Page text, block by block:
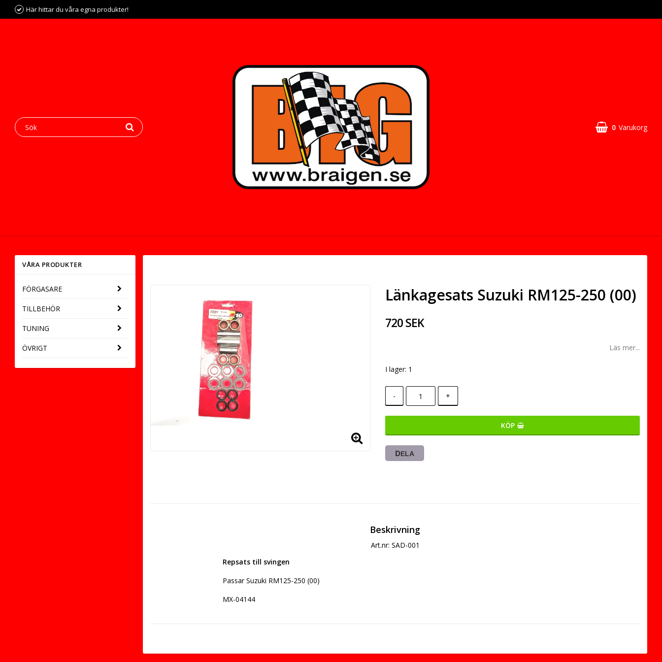
Här hittar du våra egna produkter!
0 Varukorg
VÅRA PRODUKTER
FÖRGASARE
TILLBEHÖR
TUNING
ÖVRIGT
Länkagesats Suzuki RM125-250 (00)
720 SEK
Läs mer...
I lager: 1
- +
KÖP
DELA
Beskrivning
Art.nr: SAD-001
Repsats till svingen
Passar Suzuki RM125-250 (00)
MX-04144